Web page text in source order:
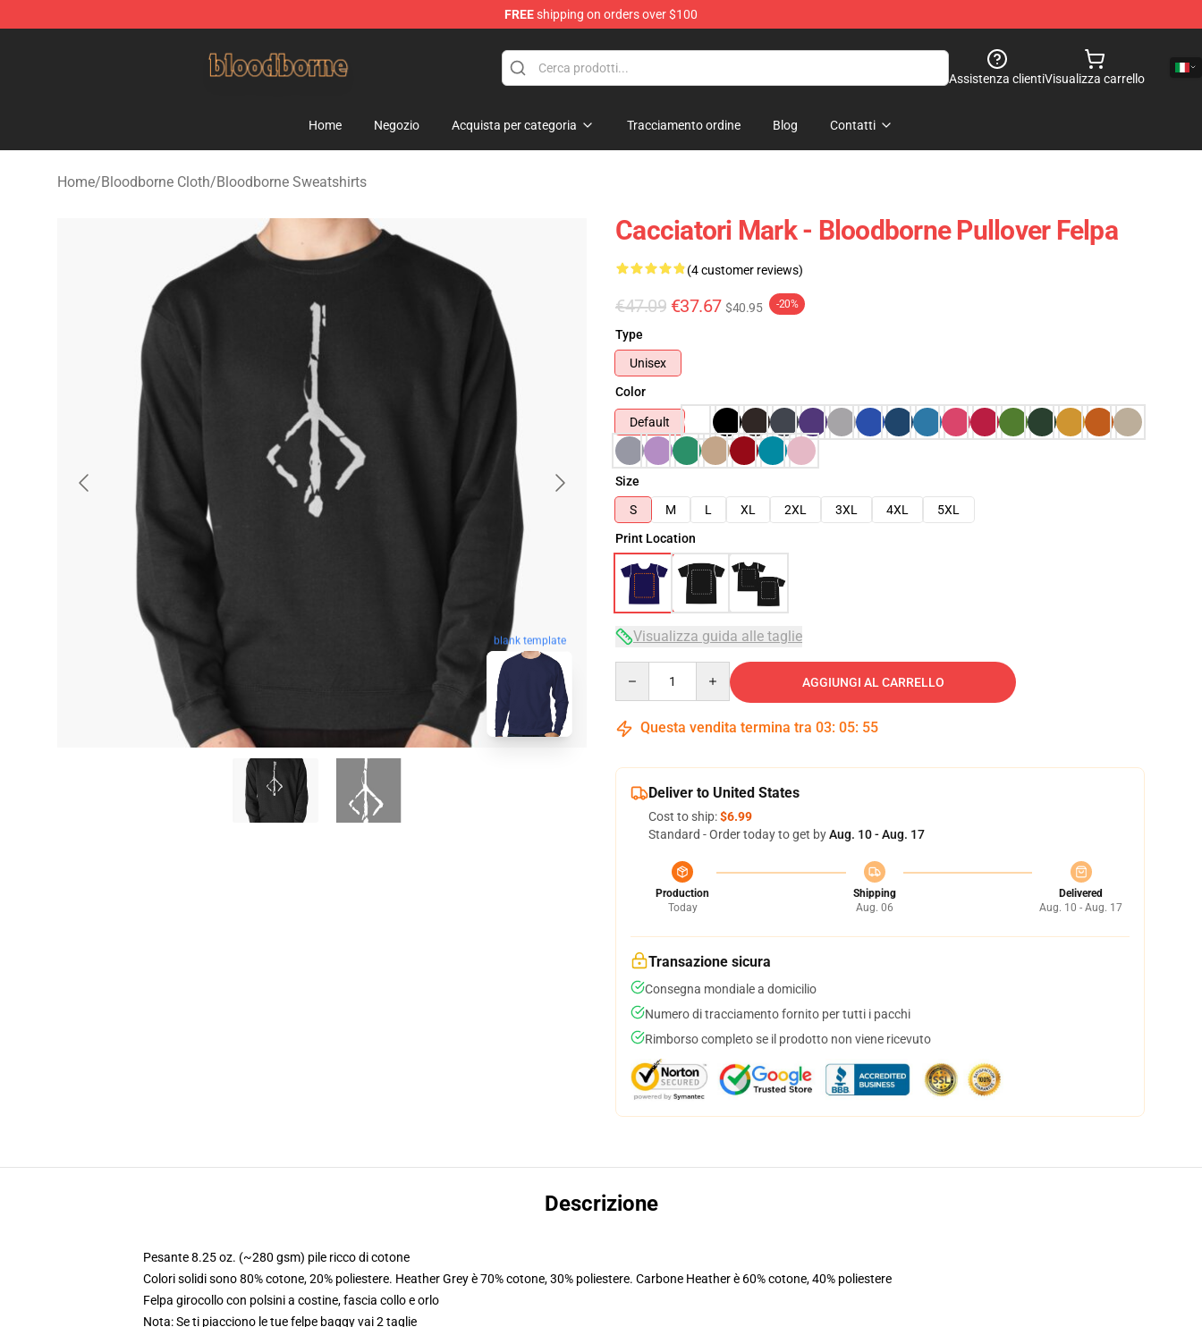
FREEshipping on orders over $100
Assistenza clientiVisualizza carrello
Home Negozio Acquista per categoria Tracciamento ordine Blog Contatti
Home/Bloodborne Cloth/Bloodborne Sweatshirts
blank template
Cacciatori Mark - Bloodborne Pullover Felpa
(4 customer reviews)
€47.09 €37.67 $40.95 -20%
Type
Unisex
Color
Default
Size
S
M L XL 2XL 3XL 4XL
5XL
Print Location
Visualizza guida alle taglie
AGGIUNGI AL CARRELLO
Questa vendita termina tra 03: 05: 54
Deliver to United States
Cost to ship:$6.99
Standard - Order today to get byAug. 10 - Aug. 17
Production
Today
Shipping
Aug. 06
Delivered
Aug. 10 - Aug. 17
Transazione sicura
Consegna mondiale a domicilio
Numero di tracciamento fornito per tutti i pacchi
Rimborso completo se il prodotto non viene ricevuto
Descrizione
Pesante 8.25 oz. (~280 gsm) pile ricco di cotone
Colori solidi sono 80% cotone, 20% poliestere. Heather Grey è 70% cotone, 30% poliestere. Carbone Heather è 60% cotone, 40% poliestere
Felpa girocollo con polsini a costine, fascia collo e orlo
Nota: Se ti piacciono le tue felpe baggy vai 2 taglie